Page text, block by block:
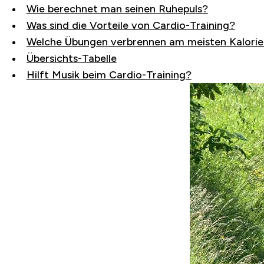
Wie berechnet man seinen Ruhepuls?
Was sind die Vorteile von Cardio-Training?
Welche Übungen verbrennen am meisten
Übersichts-Tabelle
Hilft Musik beim Cardio-Training?